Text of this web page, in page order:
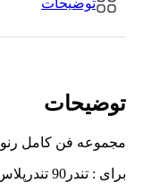
توضیحات
توضیحات
مجموعه فن کامل رنو
برای : تندر90 تندرپلاس پارس تندر ال90 وانت